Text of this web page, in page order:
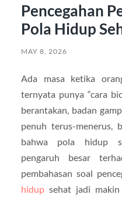
Pencegahan
Pola Hidup
MAY 8, 2026
Ada masa ketika
ternyata punya “cara
berantakan, badan
penuh terus-menerus,
bahwa pola hidup
pengaruh besar
pembahasan soal
hidupsehat jadi makin